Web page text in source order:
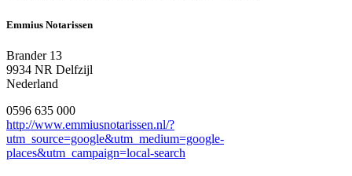
Emmius Notarissen
Brander 13
9934 NR Delfzijl
Nederland
0596 635 000
http://www.emmiusnotarissen.nl/?
utm_source=google&utm_medium=google-
places&utm_campaign=local-search